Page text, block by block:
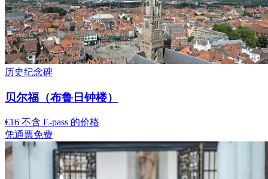
历史纪念碑
贝尔福（布鲁日钟楼）
€16 不含 E-pass 的价格
凭通票免费